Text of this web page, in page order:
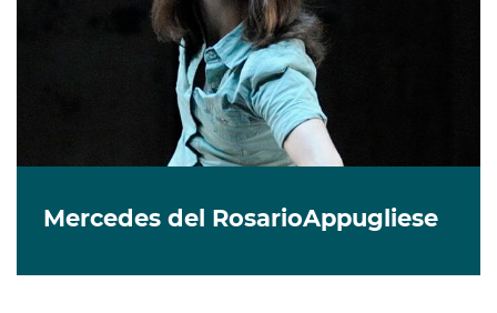
Mercedes del RosarioAppugliese